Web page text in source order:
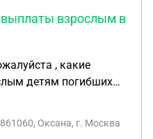
взрослым в
, какие
детям погибших
нет , жены нет ,
15 и 8 лет.
Оксана, г. Москва